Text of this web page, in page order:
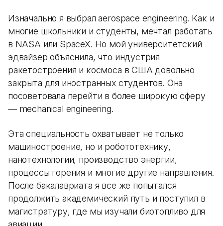
Изначально я выбрал aerospace engineering. Как и
многие школьники и студенты, мечтал работать
в NASA или SpaceX. Но мой университетский
эдвайзер объяснила, что индустрия
ракетостроения и космоса в США довольно
закрыта для иностранных студентов. Она
посоветовала перейти в более широкую сферу
— mechanical engineering.
Эта специальность охватывает не только
машиностроение, но и робототехнику,
нанотехнологии, производство энергии,
процессы горения и многие другие направления.
После бакалавриата я все же попытался
продолжить академический путь и поступил в
магистратуру, где мы изучали биотопливо для